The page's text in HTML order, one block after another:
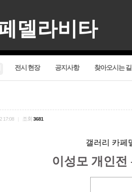
델라비타
전시 현장 공지사항 찾아오시는 길
17:08 조회 3681
갤러리 카페
이성모 개인전